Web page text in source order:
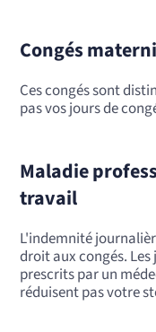
Congés
Ces congés sont
pas vos jours de
Maladie
travail
L'indemnité
droit aux congés.
prescrits par un
réduisent pas votre